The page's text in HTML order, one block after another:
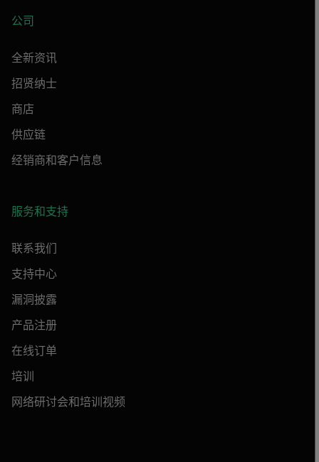
公司
全新资讯
招贤纳士
商店
供应链
经销商和客户信息
服务和支持
联系我们
支持中心
漏洞披露
产品注册
在线订单
培训
网络研讨会和培训视频